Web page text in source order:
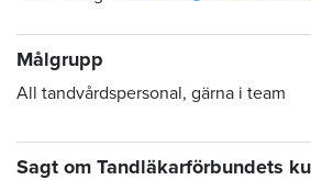
Målgrupp
All tandvårdspersonal, gärna i team
Sagt om Tandläkarförbundets